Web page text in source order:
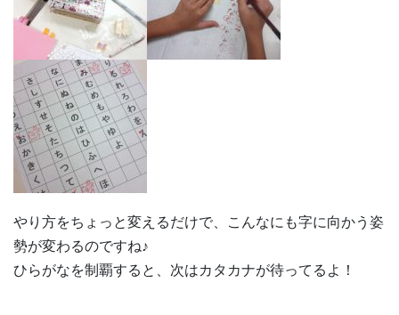
やり方をちょっと変えるだけで、こんなにも字に向かう姿
勢が変わるのですね♪
ひらがなを制覇すると、次はカタカナが待ってるよ！